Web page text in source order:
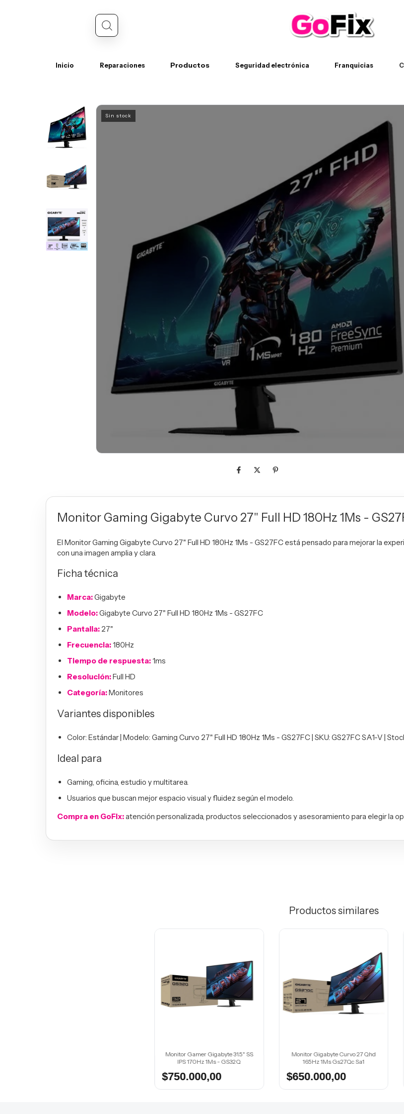
Inicio Reparaciones Productos Seguridad electrónica Franquicias
Sin stock
Monitor Gaming Gigabyte Curvo 27" Full HD 180Hz 1Ms -
El Monitor Gaming Gigabyte Curvo 27" Full HD 180Hz 1Ms - GS27FC está pensado para mejorar la
con una imagen amplia y clara.
Ficha técnica
Marca:Gigabyte
Modelo:Gigabyte Curvo 27" Full HD 180Hz 1Ms - GS27FC
Pantalla: 27"
Frecuencia:180Hz
Tiempo de respuesta:1ms
Resolución:Full HD
Categoría:Monitores
Variantes disponibles
Color: Estándar | Modelo: Gaming Curvo 27" Full HD 180Hz 1Ms - GS27FC | SKU: GS27FC SA1-V |
Ideal para
Gaming, oficina, estudio y multitarea.
Usuarios que buscan mejor espacio visual y fluidez según el modelo.
Compra en GoFix:atención personalizada, productos seleccionados y asesoramiento para elegir la
Productos similares
Monitor Gamer Gigabyte 31.5" SS
IPS 170Hz 1Ms - GS32Q
$750.000,00
Monitor Gigabyte Curvo 27 Qhd
165Hz 1Ms Gs27Qc Sa1
$650.000,00